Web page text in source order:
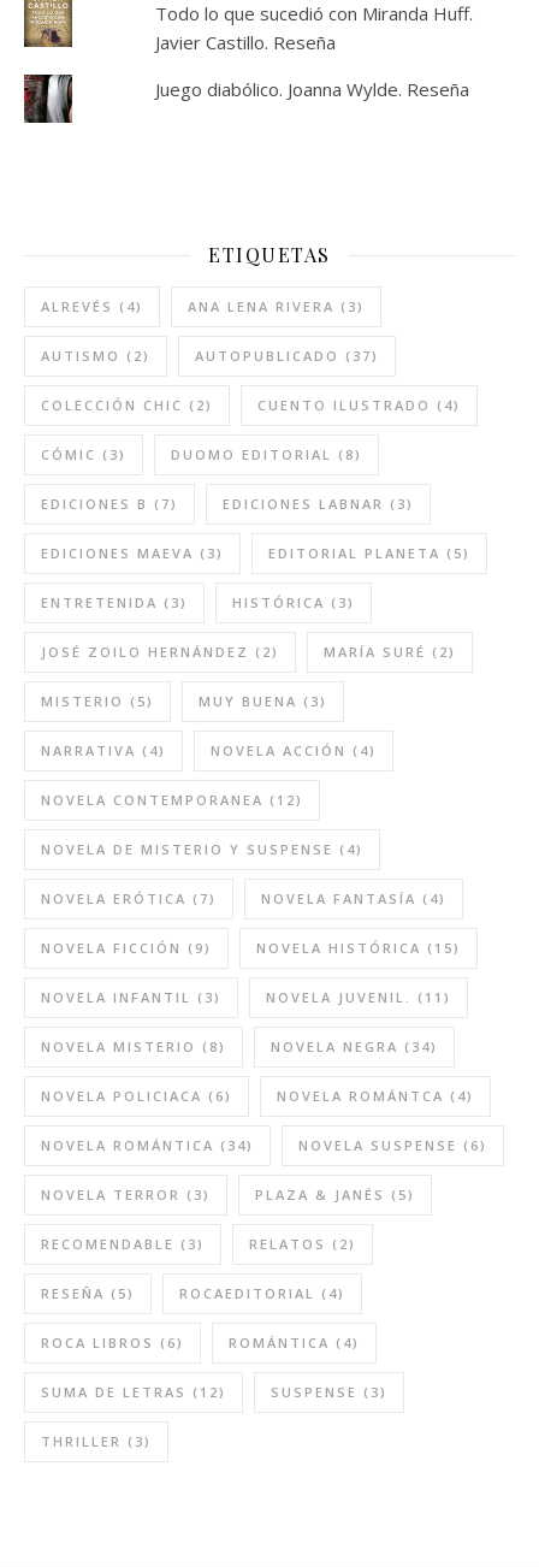
Todo lo que sucedió con Miranda Huff.
Javier Castillo. Reseña
Juego diabólico. Joanna Wylde. Reseña
ETIQUETAS
ALREVÉS (4) ANA LENA RIVERA (3)
AUTISMO (2) AUTOPUBLICADO (37)
COLECCIÓN CHIC (2) CUENTO ILUSTRADO (4)
CÓMIC (3) DUOMO EDITORIAL (8)
EDICIONES B (7) EDICIONES LABNAR (3)
EDICIONES MAEVA (3) EDITORIAL PLANETA (5)
ENTRETENIDA (3) HISTÓRICA (3)
JOSÉ ZOILO HERNÁNDEZ (2) MARÍA SURÉ (2)
MISTERIO (5) MUY BUENA (3)
NARRATIVA (4) NOVELA ACCIÓN (4)
NOVELA CONTEMPORANEA (12)
NOVELA DE MISTERIO Y SUSPENSE (4)
NOVELA ERÓTICA (7) NOVELA FANTASÍA (4)
NOVELA FICCIÓN (9) NOVELA HISTÓRICA (15)
NOVELA INFANTIL (3) NOVELA JUVENIL. (11)
NOVELA MISTERIO (8) NOVELA NEGRA (34)
NOVELA POLICIACA (6) NOVELA ROMÁNTCA (4)
NOVELA ROMÁNTICA (34) NOVELA SUSPENSE (6)
NOVELA TERROR (3) PLAZA & JANÉS (5)
RECOMENDABLE (3) RELATOS (2)
RESEÑA (5) ROCAEDITORIAL (4)
ROCA LIBROS (6) ROMÁNTICA (4)
SUMA DE LETRAS (12) SUSPENSE (3)
THRILLER (3)